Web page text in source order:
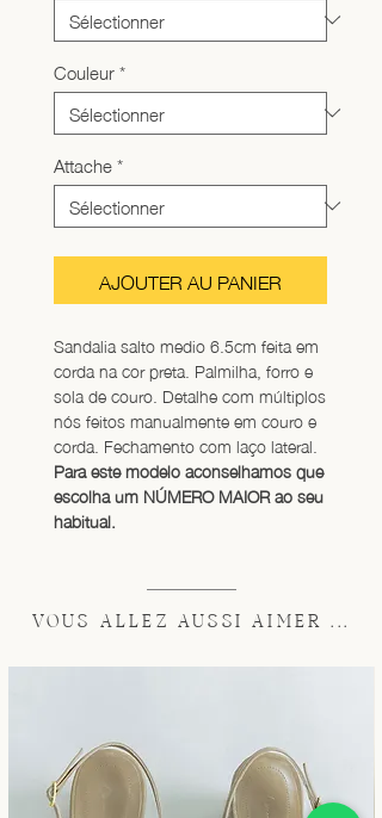
Couleur*
Attache*
AJOUTER AU PANIER
Sandalia salto medio 6.5cm feita em
corda na cor preta. Palmilha, forro e
sola de couro. Detalhe com múltiplos
nós feitos manualmente em couro e
Para este modelo aconselhamos que
escolha um NÚMERO MAIOR ao seu
habitual.
VOUS ALLEZ AUSSI AIMER ...